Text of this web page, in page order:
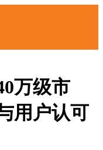
万级市
用户认可